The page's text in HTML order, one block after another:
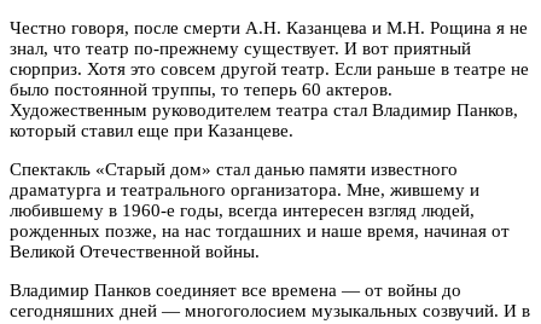
Честно говоря, после смерти А.Н. Казанцева и М.Н. Рощина я не
знал, что театр по-прежнему существует. И вот приятный
сюрприз. Хотя это совсем другой театр. Если раньше в театре не
было постоянной труппы, то теперь 60 актеров.
Художественным руководителем театра стал Владимир Панков,
который ставил еще при Казанцеве.
Спектакль «Старый дом» стал данью памяти известного
драматурга и театрального организатора. Мне, жившему и
любившему в 1960-е годы, всегда интересен взгляд людей,
рожденных позже, на нас тогдашних и наше время, начиная от
Великой Отечественной войны.
Владимир Панков соединяет все времена — от войны до
сегодняшних дней — многоголосием музыкальных созвучий. И в